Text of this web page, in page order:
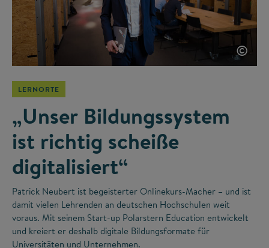
©
LERNORTE
„Unser Bildungssystem
ist richtig scheiße
digitalisiert“
Patrick Neubert ist begeisterter Onlinekurs-Macher – und ist
damit vielen Lehrenden an deutschen Hochschulen weit
voraus. Mit seinem Start-up Polarstern Education entwickelt
und kreiert er deshalb digitale Bildungsformate für
Universitäten und Unternehmen.